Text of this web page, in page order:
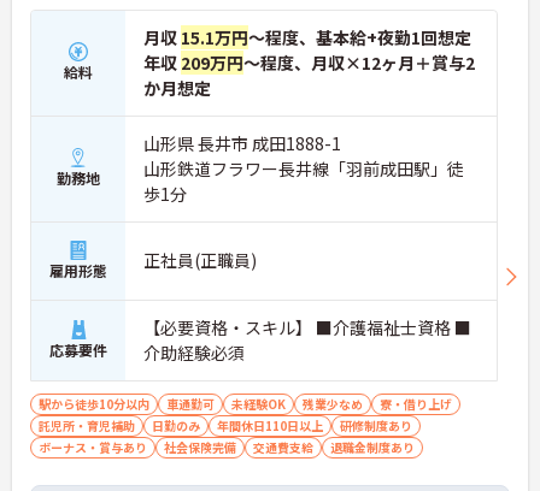
給料
月収 15.1万円～程度、基本給+夜勤1回想定
年収 209万円～程度、月収×12ヶ月＋賞与2
か月想定
勤務地
山形県 長井市 成田1888-1
山形鉄道フラワー長井線「羽前成田駅」徒
歩1分
雇用形態 正社員(正職員)
応募要件
【必要資格・スキル】 ■介護福祉士資格 ■
介助経験必須
駅から徒歩10分以内 車通勤可 未経験OK 残業少なめ
寮・借り上げ
託児所・育児補助
日勤のみ 年間休日110日以上
研修制度あり
ボーナス・賞与あり
社会保険完備 交通費支給 退職金制度あり